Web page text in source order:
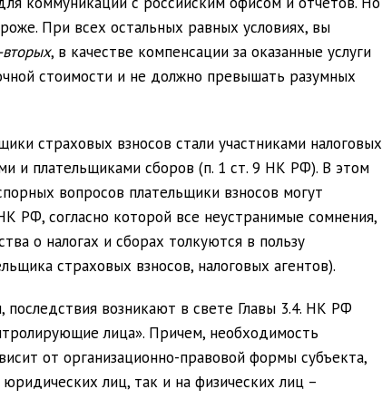
При всех остальных равных условиях, вы
, в качестве компенсации за оказанные услуги
стоимости и не должно превышать разумных
страховых взносов стали участниками налоговых
и плательщиками сборов (п. 1 ст. 9 НК РФ). В этом
вопросов плательщики взносов могут
РФ, согласно которой все неустранимые сомнения,
о налогах и сборах толкуются в пользу
страховых взносов, налоговых агентов).
возникают в свете Главы 3.4. НК РФ
лица». Причем, необходимость
от организационно-правовой формы субъекта,
лиц, так и на физических лиц –